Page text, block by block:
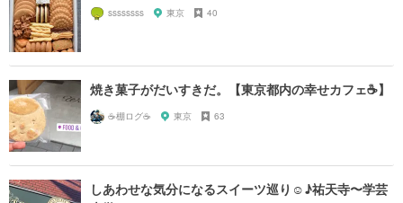
ssssssss 東京 40
焼き菓子がだいすきだ。【東京都内の幸せカフェ☕️】
☕️棚ログ☕️ 東京 63
しあわせな気分になるスイーツ巡り☺︎♪祐天寺〜学芸